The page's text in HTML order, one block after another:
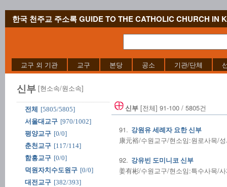
한국 천주교 주소록 GUIDE TO THE CATHOLIC CHURCH IN
교구 외 기관 교구 본당 공소 기관/단체
신부 [현소속/원소속]
전체
[5805/5805]
서울대교구 [970/1002]
평양교구 [0/0]
춘천교구 [117/114]
함흥교구 [0/0]
덕원자치수도원구 [0/0]
대전교구 [382/393]
신부 [전체] 91-100 / 5805건
91. 강원유 세례자 요한 신부
康元裕/수원교구/현소임:원로사목/
92. 강유빈 도미니코 신부
姜有彬/수원교구/현소임:특수사목/